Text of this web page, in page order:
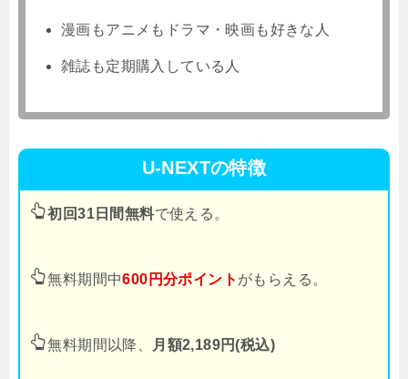
漫画もアニメもドラマ・映画も好きな人
雑誌も定期購入している人
U-NEXTの特徴
初回31日間無料で使える。
無料期間中600円分ポイント がもらえる。
無料期間以降、 月額2,189円(税込)